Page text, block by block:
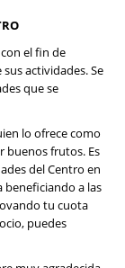
el fin de
actividades. Se
que se
lo ofrece como
buenos frutos. Es
del Centro en
beneficiando a las
tu cuota
puedes